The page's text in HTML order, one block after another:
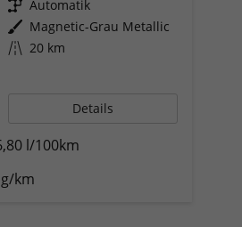
Getriebe Automatik
Außenfarbe Magnetic-Grau Metallic
Kilometerstand 20 km
Details
l/100km
km